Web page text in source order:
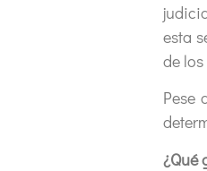
esta
de
Pese
¿Qué